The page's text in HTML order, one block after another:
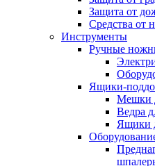
Защита от
Средства от
Инструменты
Ручные
Ящики-
Мешки
Ведра
Ящики